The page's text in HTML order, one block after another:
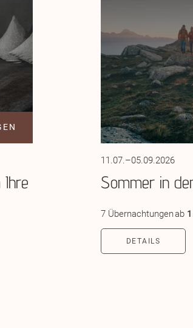
Ihre
11.07.–05.09.2026
Sommer in
7 Übernachtungenab
DETAILS